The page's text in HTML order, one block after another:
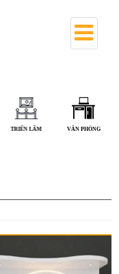
TRIỂN LÃM VĂN PHÒNG